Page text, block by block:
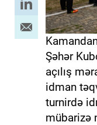
Şəhər
açılış
idman
turnirdə
mübarizə